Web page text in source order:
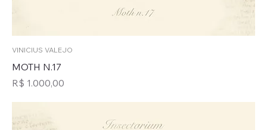
VINICIUS VALEJO
MOTH N.17
Preço
R$ 1.000,00